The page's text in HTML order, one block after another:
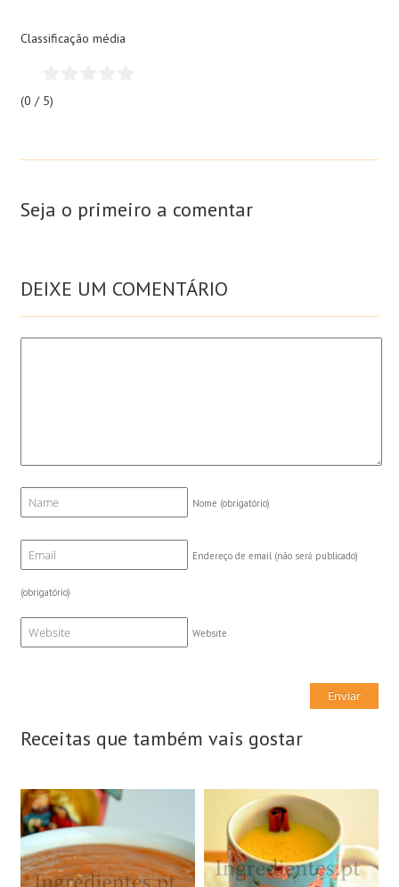
Classificação média
(0 / 5)
Seja o primeiro a comentar
DEIXE UM COMENTÁRIO
Nome (obrigatório)
Endereço de email (não será publicado)
(obrigatório)
Website
Receitas que também vais gostar